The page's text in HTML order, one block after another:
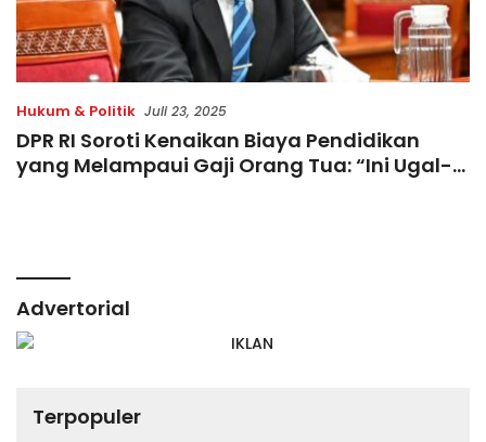
Hukum & Politik Juli 23, 2025
DPR RI Soroti Kenaikan Biaya Pendidikan
yang Melampaui Gaji Orang Tua: “Ini Ugal-
Advertorial
Terpopuler